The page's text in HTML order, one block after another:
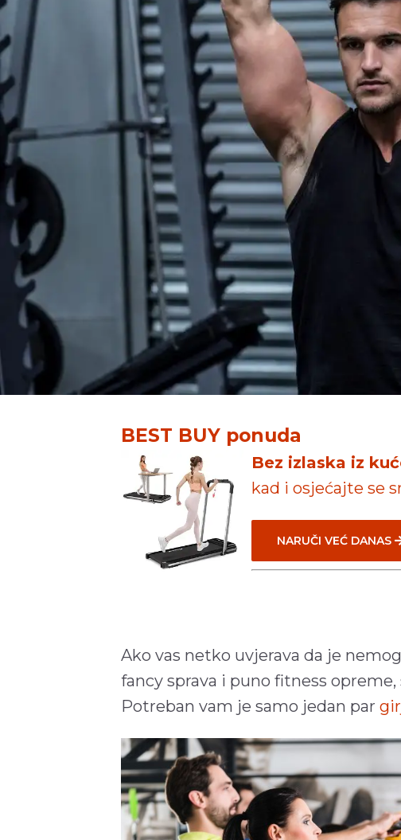
BEST BUY ponuda
Bez izlaska iz
kad i osjećajte se
NARUČI VEĆ DANAS
Ako vas netko uvjerava da je
fancy sprava i puno fitness
Potreban vam je samo jedan par